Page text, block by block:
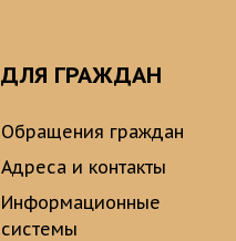
ДЛЯ ГРАЖДАН
Обращения граждан
Адреса и контакты
Информационные
системы